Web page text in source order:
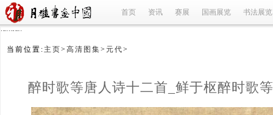
首页 资讯 赛展 国画展览 书法展览
refused
当前位置: 主页> 高清图集> 元代>
醉时歌等唐人诗十二首_鲜于枢醉时歌